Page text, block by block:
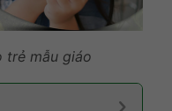
trẻ mẫu giáo